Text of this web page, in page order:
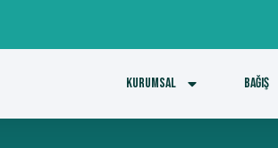
Kurumsal Bağış